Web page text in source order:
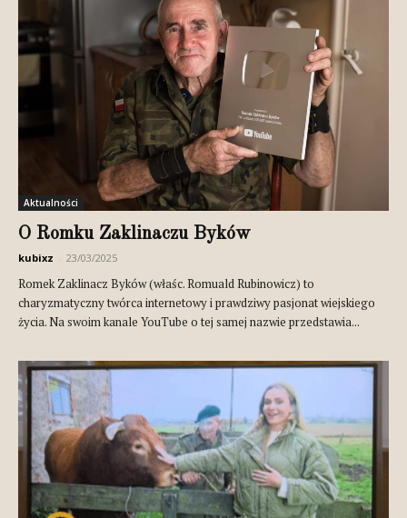
Aktualności
O Romku Zaklinaczu Byków
kubixz 23/03/2025
Romek Zaklinacz Byków (właśc. Romuald Rubinowicz) to
charyzmatyczny twórca internetowy i prawdziwy pasjonat wiejskiego
życia. Na swoim kanale YouTube o tej samej nazwie przedstawia...